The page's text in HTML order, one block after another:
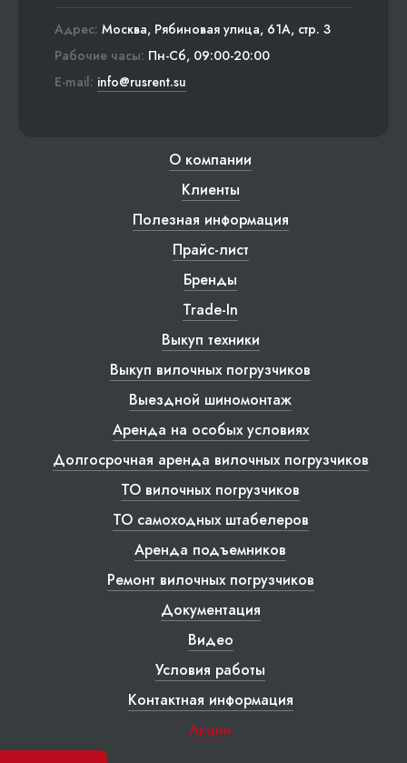
Адрес: Москва, Рябиновая улица, 61А, стр. 3
Рабочие часы: Пн-Сб, 09:00-20:00
E-mail: info@rusrent.su
О компании
Клиенты
Полезная информация
Прайс-лист
Бренды
Trade-In
Выкуп техники
Выкуп вилочных погрузчиков
Выездной шиномонтаж
Аренда на особых условиях
Долгосрочная аренда вилочных погрузчиков
ТО вилочных погрузчиков
ТО самоходных штабелеров
Аренда подъемников
Ремонт вилочных погрузчиков
Документация
Видео
Условия работы
Контактная информация
Акции